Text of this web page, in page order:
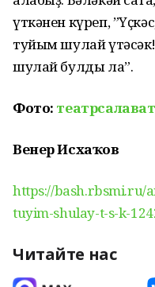
үткәнен күреп,
туйым шулай
шулай булды ла”.
Фото:
Венер Исхаҡов
https://bash.rbsmi.ru/
tuyim-shulay-t-s-k-
Читайте нас